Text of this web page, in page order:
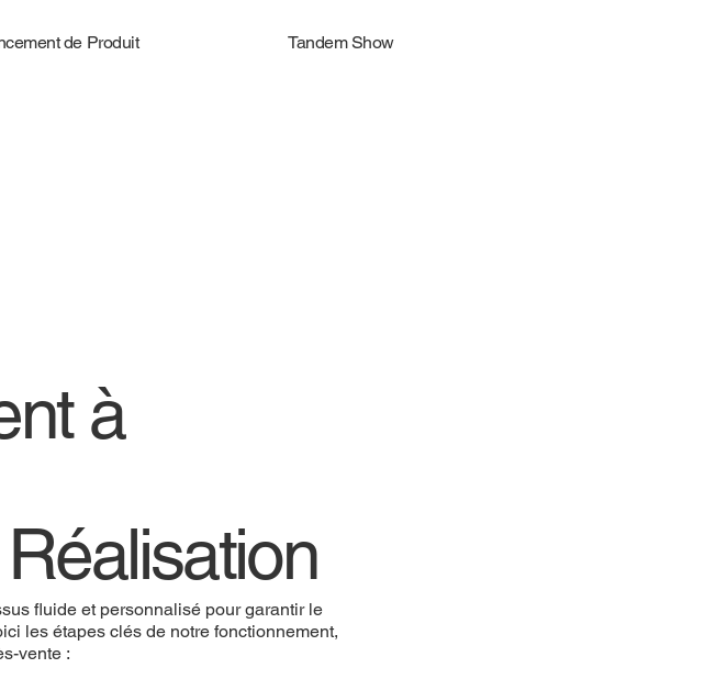
de Produit Tandem Show
à
fluide et personnalisé pour garantir le
les étapes clés de notre fonctionnement,
vente :